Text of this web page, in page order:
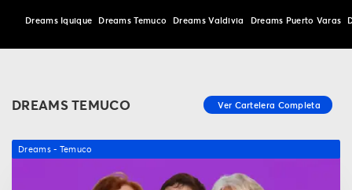
Dreams Iquique Dreams Temuco Dreams Valdivia Dreams Puerto Varas
DREAMS TEMUCO
Dreams - Temuco